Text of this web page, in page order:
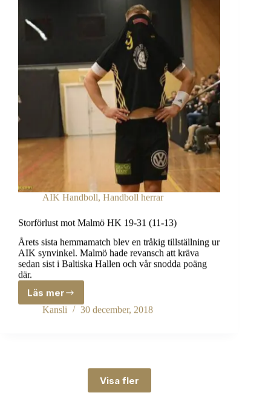
AIK Handboll,Handboll herrar
Storförlust mot Malmö HK 19-31 (11-13)
Årets sista hemmamatch blev en tråkig tillställning ur
AIK synvinkel. Malmö hade revansch att kräva
sedan sist i Baltiska Hallen och vår snodda poäng
där.
Läs merStorförlust
mot
Kansli 30 december, 2018
Visa fler